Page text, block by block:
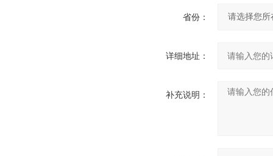
省份：
详细地址：
补充说明：